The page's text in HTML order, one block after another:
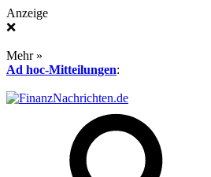
Anzeige
❌
Mehr »
Ad hoc-Mitteilungen: